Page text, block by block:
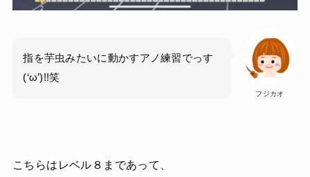
フジカオ
指を芋虫みたいに動かすアノ練習でっす
(‘ω’)!!笑
こちらはレベル８まであって、